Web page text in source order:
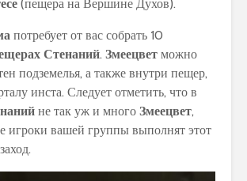
(пещера на Вершине Духов).
потребует от вас собрать 10
Стенаний. Змеецвет можно
подземелья, а также внутри пещер,
инста. Следует отметить, что в
не так уж и много Змеецвет,
игроки вашей группы выполнят этот